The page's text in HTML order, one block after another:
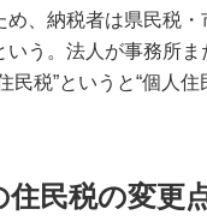
め、納税者は県民税
いう。法人が事務所
民税”というと“個人
住民税の変更